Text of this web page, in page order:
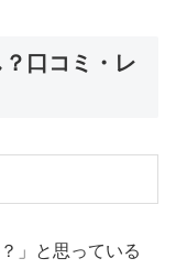
口コミ・レ
」と思っている